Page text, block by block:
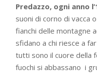
Predazzo, ogni anno
suoni di corno di vacca
fianchi delle montagne
sfidano a chi riesce a
tutti sono il cuore della
fuochi si abbassano i